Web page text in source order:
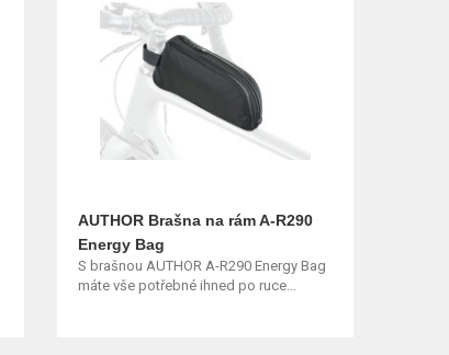
AUTHOR Brašna na rám A-R290
Energy Bag
S brašnou AUTHOR A-R290 Energy Bag
máte vše potřebné ihned po ruce...